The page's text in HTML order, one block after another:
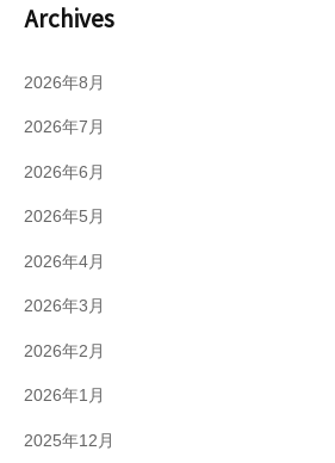
Archives
2026年8月
2026年7月
2026年6月
2026年5月
2026年4月
2026年3月
2026年2月
2026年1月
2025年12月